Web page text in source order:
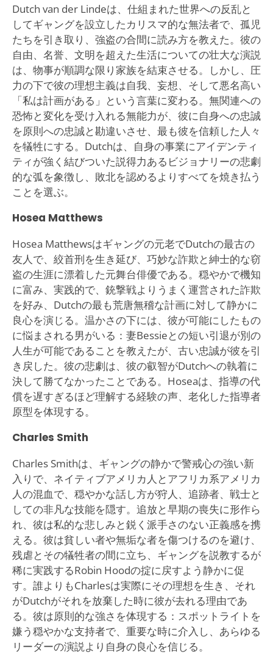
Dutch van der Lindeは、仕組まれた世界への反乱と
してギャングを設立したカリスマ的な無法者で、孤児
たちを引き取り、強盗の合間に読み方を教えた。彼の
自由、名誉、文明を超えた生活についての壮大な演説
は、物事が順調な限り家族を結束させる。しかし、圧
力の下で彼の理想主義は自我、妄想、そして悪名高い
「私は計画がある」という言葉に変わる。無関連への
恐怖と変化を受け入れる無能力が、彼に自身への忠誠
を原則への忠誠と勘違いさせ、最も彼を信頼した人々
を犠牲にする。Dutchは、自身の事業にアイデンティ
ティが強く結びついた説得力あるビジョナリーの悲劇
的な弧を象徴し、敗北を認めるよりすべてを焼き払う
ことを選ぶ。
Hosea Matthews
Hosea Matthewsはギャングの元老でDutchの最古の
友人で、絞首刑を生き延び、巧妙な詐欺と紳士的な窃
盗の生涯に漂着した元舞台俳優である。穏やかで機知
に富み、実践的で、銃撃戦よりうまく運営された詐欺
を好み、Dutchの最も荒唐無稽な計画に対して静かに
良心を演じる。温かさの下には、彼が可能にしたもの
に悩まされる男がいる：妻Bessieとの短い引退が別の
人生が可能であることを教えたが、古い忠誠が彼を引
き戻した。彼の悲劇は、彼の叡智がDutchへの執着に
決して勝てなかったことである。Hoseaは、指導の代
償を遅すぎるほど理解する経験の声、老化した指導者
原型を体現する。
Charles Smith
Charles Smithは、ギャングの静かで警戒心の強い新
入りで、ネイティブアメリカ人とアフリカ系アメリカ
人の混血で、穏やかな話し方が狩人、追跡者、戦士と
しての非凡な技能を隠す。追放と早期の喪失に形作ら
れ、彼は私的な悲しみと鋭く派手さのない正義感を携
える。彼は貧しい者や無垢な者を傷つけるのを避け、
残虐とその犠牲者の間に立ち、ギャングを説教するが
稀に実践するRobin Hoodの掟に戻すよう静かに促
す。誰よりもCharlesは実際にその理想を生き、それ
がDutchがそれを放棄した時に彼が去れる理由であ
る。彼は原則的な強さを体現する：スポットライトを
嫌う穏やかな支持者で、重要な時に介入し、あらゆる
リーダーの演説より自身の良心を信じる。